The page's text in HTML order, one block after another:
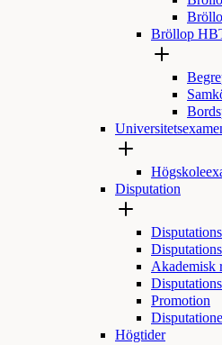
Bröllop
Disputation
Akademisk
Promotion
Högtider